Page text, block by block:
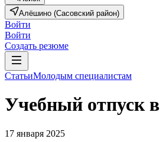
Алёшино (Сасовский район)
Войти
Войти
Создать резюме
СтатьиМолодым специалистам
Учебный отпуск
17 января 2025